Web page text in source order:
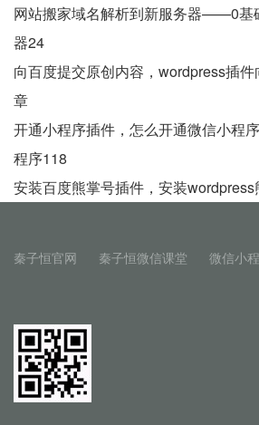
网站搬家域名解析到新服务器——0基
器24
向百度提交原创内容，wordpress插
章
开通小程序插件，怎么开通微信小
程序118
安装百度熊掌号插件，安装
秦子恒官网 秦子恒微信课堂 微信小